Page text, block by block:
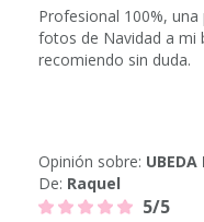
Profesional 100%,
fotos de Navidad a mi
recomiendo sin duda.
Opinión sobre: UBEDA
De: Raquel
5/5